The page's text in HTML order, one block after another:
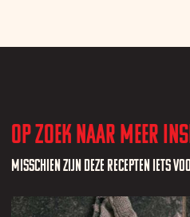
Op zoek naar meer
Misschien zijn deze recepten iets